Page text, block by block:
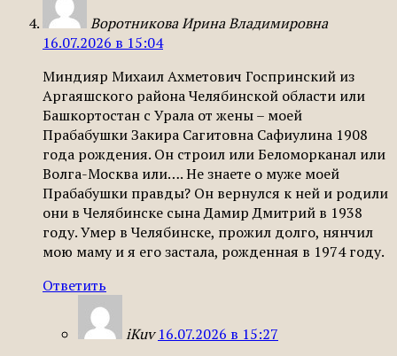
Воротникова Ирина Владимировна
16.07.2026 в 15:04
Миндияр Михаил Ахметович Госпринский из
Аргаяшского района Челябинской области или
Башкортостан с Урала от жены – моей
Прабабушки Закира Сагитовна Сафиулина 1908
года рождения. Он строил или Беломорканал или
Волга-Москва или…. Не знаете о муже моей
Прабабушки правды? Он вернулся к ней и родили
они в Челябинске сына Дамир Дмитрий в 1938
году. Умер в Челябинске, прожил долго, нянчил
мою маму и я его застала, рожденная в 1974 году.
Ответить
iKuv 16.07.2026 в 15:27